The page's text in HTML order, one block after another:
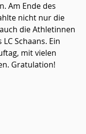
Am Ende des
nicht nur die
die Athletinnen
Schaans. Ein
mit vielen
Gratulation!